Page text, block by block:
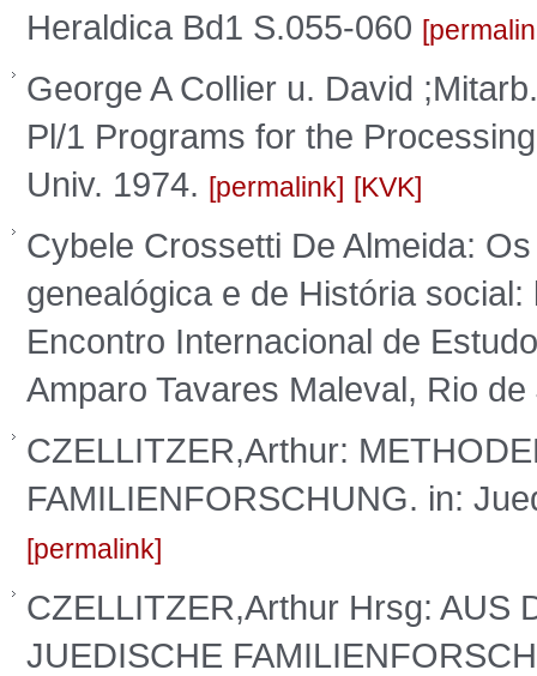
Heraldica Bd1 S.055-060
George A Collier u. David
Pl/1 Programs for the
Univ. 1974.
permalink KVK
Cybele Crossetti De Almeida:
genealógica e de História
Encontro Internacional de
Amparo Tavares Maleval, Rio
CZELLITZER,Arthur:
FAMILIENFORSCHUNG. in:
permalink
CZELLITZER,Arthur Hrsg: AUS
JUEDISCHE